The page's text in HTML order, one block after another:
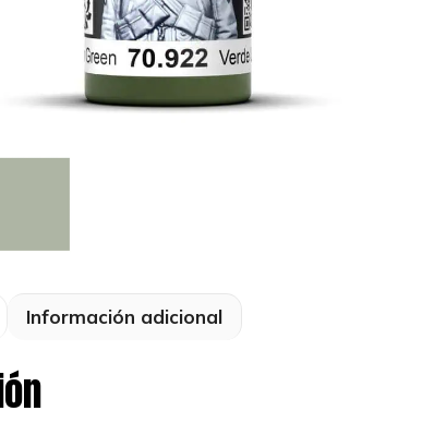
Información adicional